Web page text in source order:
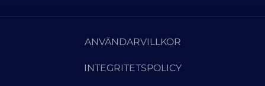
ANVÄNDARVILLKOR
INTEGRITETSPOLICY